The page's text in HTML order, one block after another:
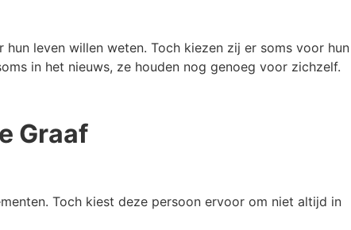
leven willen weten. Toch kiezen zij er soms voor hun
in het nieuws, ze houden nog genoeg voor zichzelf.
Graaf
Toch kiest deze persoon ervoor om niet altijd in